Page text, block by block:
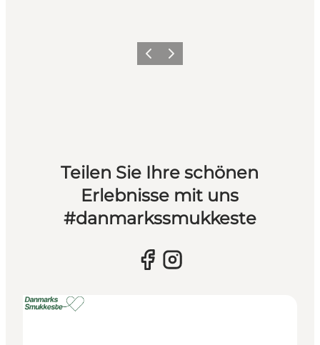
Vorherige Folie
Nächste Folie
Teilen Sie Ihre schönen
Erlebnisse mit uns
#danmarkssmukkeste